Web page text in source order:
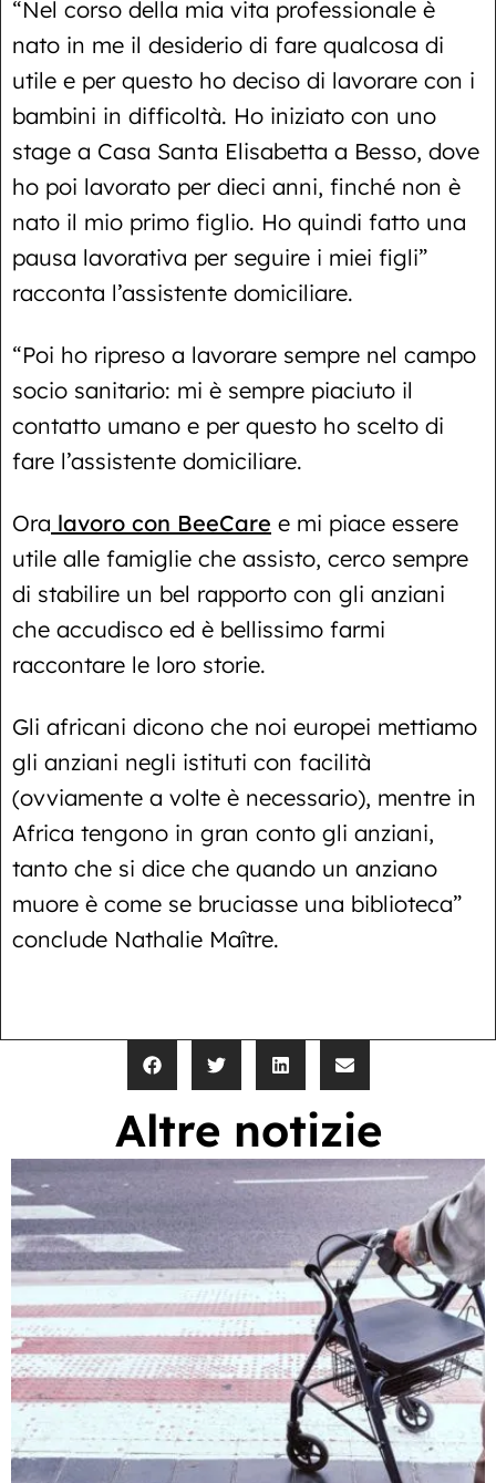
“Nel corso della mia vita professionale è
nato in me il desiderio di fare qualcosa di
utile e per questo ho deciso di lavorare con i
bambini in difficoltà. Ho iniziato con uno
stage a Casa Santa Elisabetta a Besso, dove
ho poi lavorato per dieci anni, finché non è
nato il mio primo figlio. Ho quindi fatto una
pausa lavorativa per seguire i miei figli”
racconta l’assistente domiciliare.
“Poi ho ripreso a lavorare sempre nel campo
socio sanitario: mi è sempre piaciuto il
contatto umano e per questo ho scelto di
fare l’assistente domiciliare.
Ora lavoro con BeeCare e mi piace essere
utile alle famiglie che assisto, cerco sempre
di stabilire un bel rapporto con gli anziani
che accudisco ed è bellissimo farmi
raccontare le loro storie.
Gli africani dicono che noi europei mettiamo
gli anziani negli istituti con facilità
(ovviamente a volte è necessario), mentre in
Africa tengono in gran conto gli anziani,
tanto che si dice che quando un anziano
muore è come se bruciasse una biblioteca”
conclude Nathalie Maître.
Altre notizie